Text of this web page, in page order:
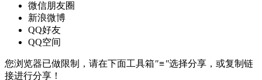
微信朋友圈
新浪微博
QQ好友
QQ空间
您浏览器已做限制，请在下面工具箱"≡"选择分享，或复制链
接进行分享！